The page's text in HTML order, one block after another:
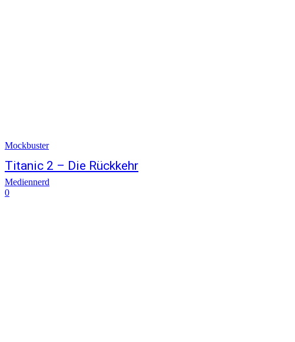
Mockbuster
Titanic 2 – Die Rückkehr
Mediennerd
0